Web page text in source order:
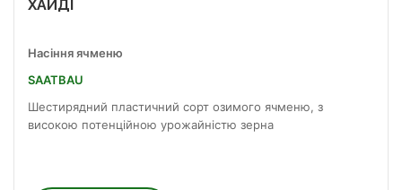
ХАЙДІ
Насіння ячменю
SAATBAU
Шестирядний пластичний сорт озимого ячменю, з
високою потенційною урожайністю зерна